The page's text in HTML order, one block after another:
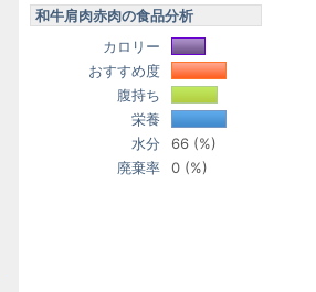
和牛肩肉赤肉の食品分析
カロリー
おすすめ度
腹持ち
栄養
水分
66 (%)
廃棄率
0 (%)